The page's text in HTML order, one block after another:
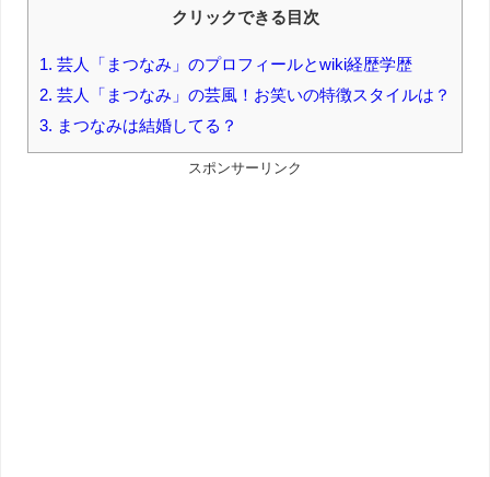
クリックできる目次
1. 芸人「まつなみ」のプロフィールとwiki経歴学歴
2. 芸人「まつなみ」の芸風！お笑いの特徴スタイルは？
3. まつなみは結婚してる？
スポンサーリンク